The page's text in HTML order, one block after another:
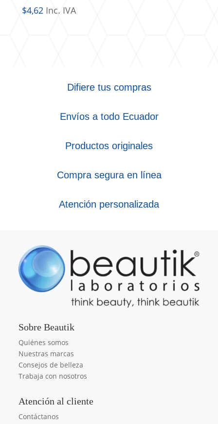
$4,62 Inc. IVA
Difiere tus compras
Envíos a todo Ecuador
Productos originales
Compra segura en línea
Atención personalizada
Sobre Beautik
Quiénes somos
Nuestras marcas
Consejos de belleza
Trabaja con nosotros
Atención al cliente
Contáctanos